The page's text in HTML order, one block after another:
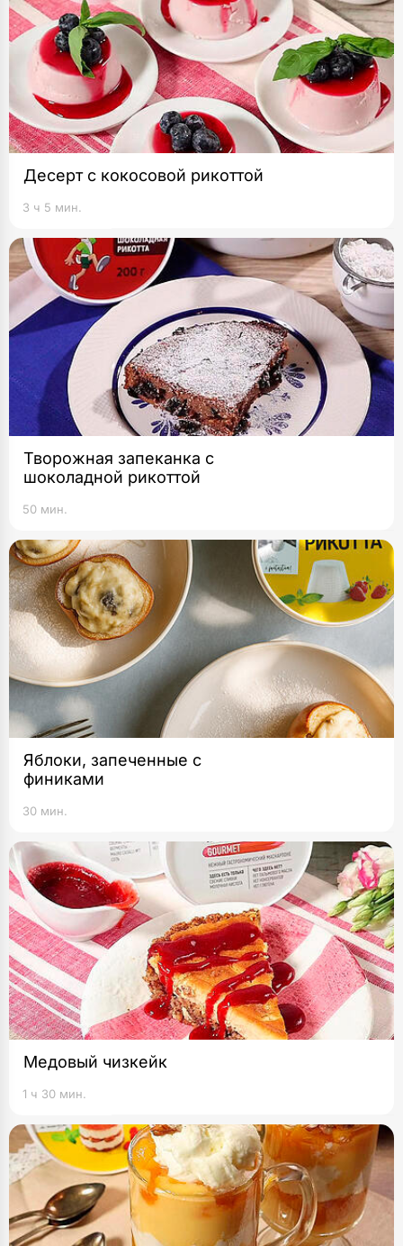
Десерт с кокосовой рикоттой
3 ч 5 мин.
Творожная запеканка с
шоколадной рикоттой
50 мин.
Яблоки, запеченные с
финиками
30 мин.
Медовый чизкейк
1 ч 30 мин.